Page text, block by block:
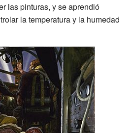
las pinturas, y se aprendió
la temperatura y la humedad